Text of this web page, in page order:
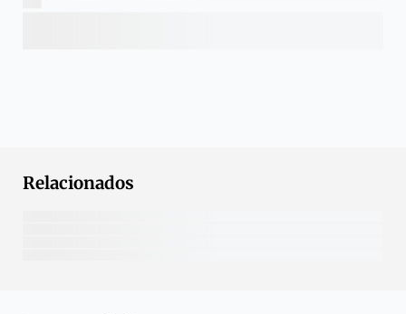
Relacionados